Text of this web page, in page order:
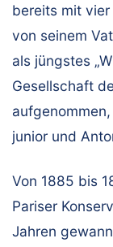
bereits mit
von seinem
als jüngstes
Gesellschaft
junior und
Von 1885 bis
Pariser
Jahren